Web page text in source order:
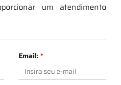
um atendimento
Email:*